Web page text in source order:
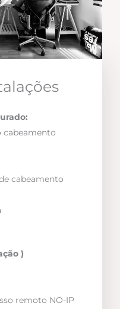
cabeamento
cabeamento
)
remoto NO-IP